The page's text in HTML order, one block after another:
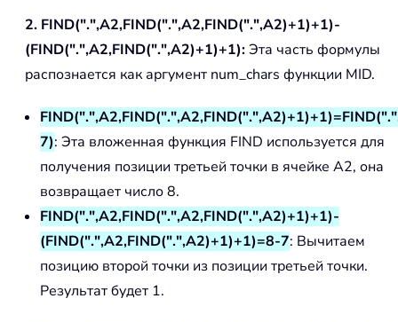
2. FIND(".",A2,FIND(".",A2,FIND(".",A2)+1)+1)-
(FIND(".",A2,FIND(".",A2)+1)+1):Эта часть формулы
распознается как аргумент num_chars функции MID.
7): Эта вложенная функция FIND используется для
получения позиции третьей точки в ячейке A2, она
возвращает число 8.
FIND(".",A2,FIND(".",A2,FIND(".",A2)+1)+1)-
(FIND(".",A2,FIND(".",A2)+1)+1)=8-7: Вычитаем
позицию второй точки из позиции третьей точки.
Результат будет 1.